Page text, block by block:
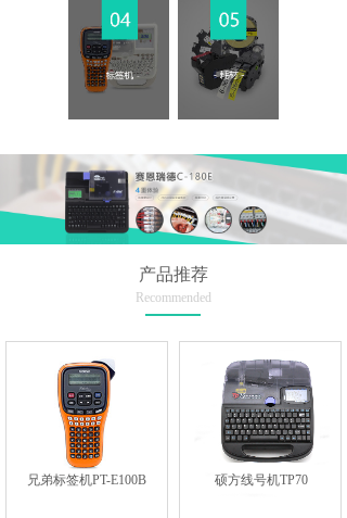
产品推荐
Recommended
硕方线号机TP70
兄弟标签机PT-E100B